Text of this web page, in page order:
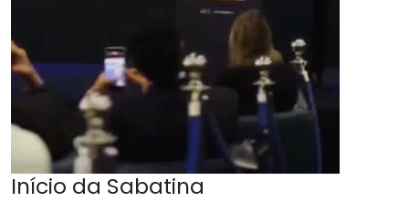
Início da Sabatina